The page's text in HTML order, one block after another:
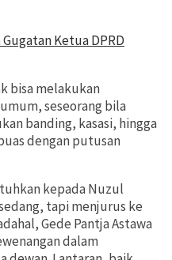
Ketua DPRD
bisa melakukan
seseorang bila
banding, kasasi, hingga
dengan putusan
kepada Nuzul
tapi menjurus ke
Gede Pantja Astawa
dalam